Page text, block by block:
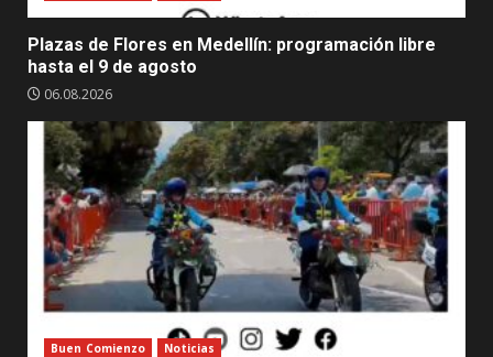
Plazas de Flores en Medellín: programación libre
hasta el 9 de agosto
06.08.2026
Buen Comienzo Noticias